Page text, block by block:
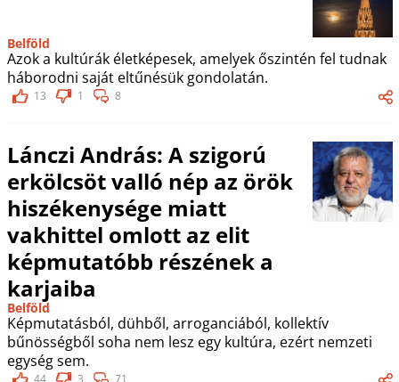
Belföld
Azok a kultúrák életképesek, amelyek őszintén fel tudnak
háborodni saját eltűnésük gondolatán.
13 1 8
Lánczi András: A szigorú
erkölcsöt valló nép az örök
hiszékenysége miatt
vakhittel omlott az elit
képmutatóbb részének a
karjaiba
Belföld
Képmutatásból, dühből, arroganciából, kollektív
bűnösségből soha nem lesz egy kultúra, ezért nemzeti
egység sem.
44 3 71